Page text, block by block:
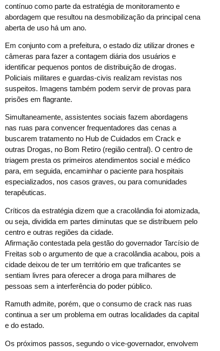
contínuo como parte da estratégia de monitoramento e
abordagem que resultou na desmobilização da principal cena
aberta de uso há um ano.
Em conjunto com a prefeitura, o estado diz utilizar drones e
câmeras para fazer a contagem diária dos usuários e
identificar pequenos pontos de distribuição de drogas.
Policiais militares e guardas-civis realizam revistas nos
suspeitos. Imagens também podem servir de provas para
prisões em flagrante.
Simultaneamente, assistentes sociais fazem abordagens
nas ruas para convencer frequentadores das cenas a
buscarem tratamento no Hub de Cuidados em Crack e
outras Drogas, no Bom Retiro (região central). O centro de
triagem presta os primeiros atendimentos social e médico
para, em seguida, encaminhar o paciente para hospitais
especializados, nos casos graves, ou para comunidades
terapêuticas.
Críticos da estratégia dizem que a cracolândia foi atomizada,
ou seja, dividida em partes diminutas que se distribuem pelo
centro e outras regiões da cidade.
Afirmação contestada pela gestão do governador Tarcísio de
Freitas sob o argumento de que a cracolândia acabou, pois a
cidade deixou de ter um território em que traficantes se
sentiam livres para oferecer a droga para milhares de
pessoas sem a interferência do poder público.
Ramuth admite, porém, que o consumo de crack nas ruas
continua a ser um problema em outras localidades da capital
e do estado.
Os próximos passos, segundo o vice-governador, envolvem